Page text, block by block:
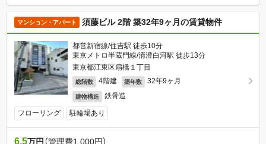
マンション・アパート 須藤ビル 2階 築32年9ヶ月の賃貸物件
都営新宿線/住吉駅 徒歩10分
東京メトロ半蔵門線/清澄白河駅 徒歩13分
東京都江東区扇橋１丁目
総階数 4階建 築年数 32年9ヶ月
建物構造 鉄骨造
フローリング 駐輪場あり
6.5万円 （管理費1,000円）